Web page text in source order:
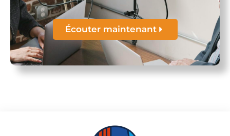
Écouter maintenant